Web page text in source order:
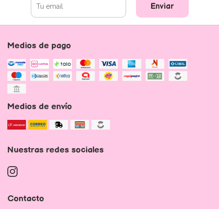
Enviar
Medios de pago
Medios de envío
Nuestras redes sociales
Contacto